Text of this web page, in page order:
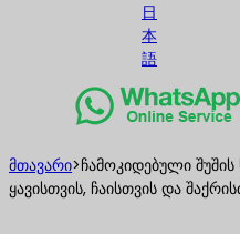
日
本
語
მთავარი>ჩამოკიდებული
ყავისთვის, ჩაისთვის და